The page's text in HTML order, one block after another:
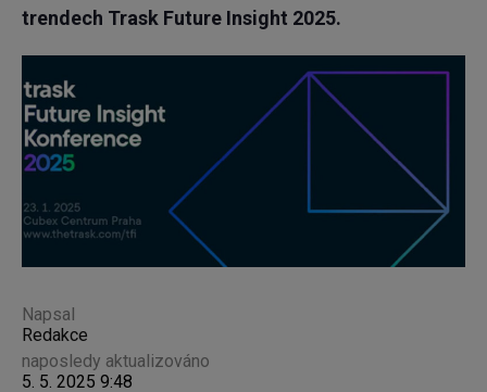
trendech Trask Future Insight 2025.
Napsal
Redakce
naposledy aktualizováno
5. 5. 2025 9:48